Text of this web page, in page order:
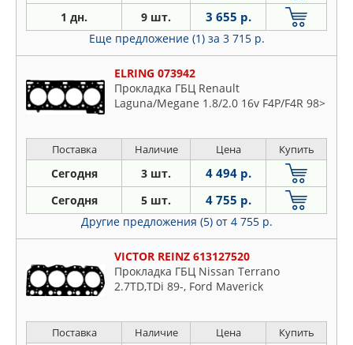
1 дн. 9 шт. 3 655 р.
Еще предложение (1) за 3 715 р.
ELRING 073942
Прокладка ГБЦ Renault
Laguna/Megane 1.8/2.0 16v F4P/F4R 98>
Поставка Наличие Цена Купить
Сегодня 3 шт. 4 494 р.
Сегодня 5 шт. 4 755 р.
Другие предложения (5) от 4 755 р.
VICTOR REINZ 613127520
Прокладка ГБЦ Nissan Terrano
2.7TD,TDi 89-, Ford Maverick
Поставка Наличие Цена Купить